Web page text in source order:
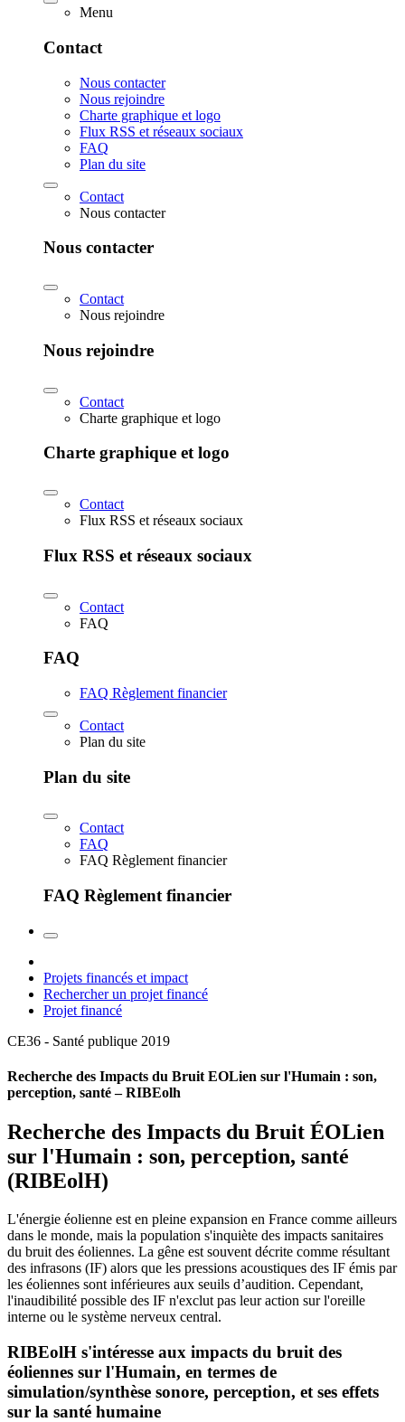
Menu
Contact
Nous contacter
Nous rejoindre
Charte graphique et logo
Flux RSS et réseaux sociaux
FAQ
Plan du site
Contact
Nous contacter
Nous contacter
Contact
Nous rejoindre
Nous rejoindre
Contact
Charte graphique et logo
Charte graphique et logo
Contact
Flux RSS et réseaux sociaux
Flux RSS et réseaux sociaux
Contact
FAQ
FAQ
FAQ Règlement financier
Contact
Plan du site
Plan du site
Contact
FAQ
FAQ Règlement financier
FAQ Règlement financier
Projets financés et impact
Rechercher un projet financé
Projet financé
CE36 - Santé publique 2019
Recherche des Impacts du Bruit EOLien sur l'Humain : son,
perception, santé – RIBEolh
Recherche des Impacts du Bruit ÉOLien
sur l'Humain : son, perception, santé
(RIBEolH)
L'énergie éolienne est en pleine expansion en France comme ailleurs
dans le monde, mais la population s'inquiète des impacts sanitaires
du bruit des éoliennes. La gêne est souvent décrite comme résultant
des infrasons (IF) alors que les pressions acoustiques des IF émis par
les éoliennes sont inférieures aux seuils d’audition. Cependant,
l'inaudibilité possible des IF n'exclut pas leur action sur l'oreille
interne ou le système nerveux central.
RIBEolH s'intéresse aux impacts du bruit des
éoliennes sur l'Humain, en termes de
simulation/synthèse sonore, perception, et ses effets
sur la santé humaine